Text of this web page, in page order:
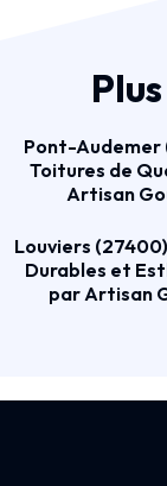
Pont-Audemer
Toitures de
Artisan
Louviers
Durables et
par Artisan